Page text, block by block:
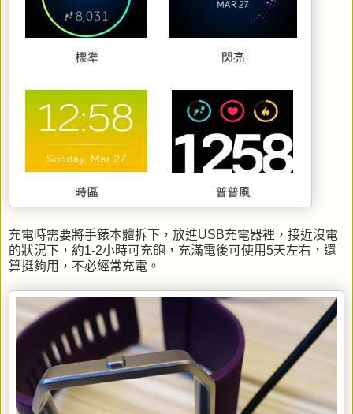
充電時需要將手錶本體拆下，放進USB充電器裡，接近沒電
的狀況下，約1-2小時可充飽，充滿電後可使用5天左右，還
算挺夠用，不必經常充電。